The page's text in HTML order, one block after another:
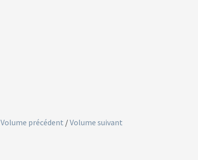
Volume précédent /Volume suivant